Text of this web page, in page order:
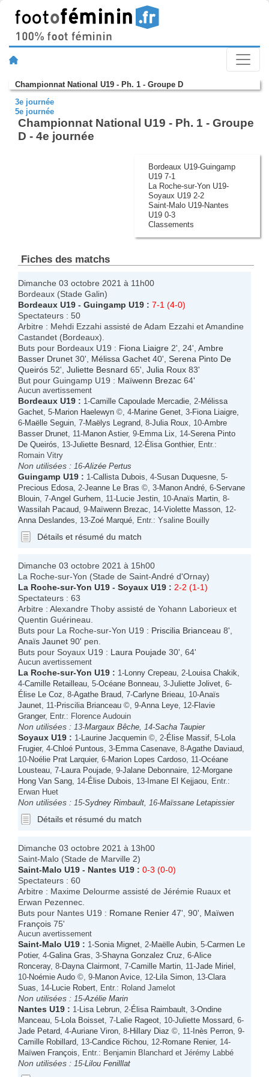
Championnat National U19 - Ph. 1 - Groupe D
3e journée
5e journée
Championnat National U19 - Ph. 1 - Groupe
D - 4e journée
Bordeaux U19-Guingamp
U19 7-1
La Roche-sur-Yon U19-
Soyaux U19 2-2
Saint-Malo U19-Nantes
U19 0-3
Classements
Fiches des matchs
Dimanche 03 octobre 2021 à 11h00
Bordeaux (Stade Galin)
Bordeaux U19 - Guingamp U19 : 7-1 (4-0)
Spectateurs : 50
Arbitre : Mehdi Ezzahi assisté de Adam Ezzahi et Amandine
Castandet (Bordeaux).
Buts pour Bordeaux U19 : Fiona Liaigre 2', 24', Ambre
Basser Drunet 30', Mélissa Gachet 40', Serena Pinto De
Queirós 52', Juliette Besnard 65', Julia Roux 83'
But pour Guingamp U19 : Maïwenn Brezac 64'
Aucun avertissement
Bordeaux U19 : 1-Camille Capoulade Mercadie , 2-Mélissa
Gachet , 5-Marion Haelewyn ©, 4-Marine Genet , 3-Fiona Liaigre
6-Maëlle Seguin , 7-Maëlys Legrand , 8-Julia Roux , 10-Ambre
Basser Drunet , 11-Manon Astier, 9-Emma Lix , 14-Serena Pinto
De Queirós , 13-Juliette Besnard , 12-Élisa Gonthier, Entr.:
Romain Vitry
Non utilisées : 16-Alizée Pertus
Guingamp U19 : 1-Callista Dubois , 4-Susan Duquesne , 5-
Precious Edosa , 2-Jeanne Le Bras ©, 3-Manon André , 6-Servane
Blouin , 7-Angel Gurhem , 11- Lucie Jestin , 10-Anaïs Martin , 8-
Wassilah Pacaud , 9-Maïwenn Brezac , 14-Violette Masson , 12-
Anna Deslandes , 13-Zoé Marqué , Entr.: Ysaline Bouilly
Détails et résumé du match
Dimanche 03 octobre 2021 à 15h00
La Roche-sur-Yon (Stade de Saint-André d'Ornay)
La Roche-sur-Yon U19 - Soyaux U19 : 2-2 (1-1)
Spectateurs : 63
Arbitre : Alexandre Thoby assisté de Yohann Laborieux et
Quentin Guérineau.
Buts pour La Roche-sur-Yon U19 : Priscilia Brianceau 8',
Anaïs Jaunet 90' pen.
Buts pour Soyaux U19 : Laura Poujade 30', 64'
Aucun avertissement
La Roche-sur-Yon U19 : 1- Lonny Crepeau , 2- Louisa Chakik
4-Camille Retailleau , 5-Océane Bonneau , 3-Juliette Jolivet , 6-
Élise Le Coz , 8-Agathe Braud , 7-Carlyne Brieau , 10-Anaïs
Jaunet , 11-Priscilia Brianceau ©, 9-Anna Leye , 12-Flavie
Granger, Entr.: Florence Audouin
Non utilisées : 13-Margaux Bêche , 14-Sacha Taupier
Soyaux U19 : 1- Laurine Jacquemin ©, 2-Élise Massif , 5- Lola
Frugier, 4-Chloé Puntous , 3-Emma Casenave , 8-Agathe Daviaud
10-Noélie Prat Larquier, 6-Marion Lopes Cardoso , 11-Océane
Lousteau , 7- Laura Poujade , 9-Jalane Debonnaire , 12-Morgane
Hong Van Sang , 14-Élise Dubois , 13- Imane El Kejjaou , Entr.:
Erwan Huet
Non utilisées : 15-Sydney Rimbault , 16-Maïssane Letapissier
Détails et résumé du match
Dimanche 03 octobre 2021 à 13h00
Saint-Malo (Stade de Marville 2)
Saint-Malo U19 - Nantes U19 : 0-3 (0-0)
Spectateurs : 60
Arbitre : Maxime Delourme assisté de Jérémie Ruaux et
Erwan Pezennec.
Buts pour Nantes U19 : Romane Renier 47', 90', Maïwen
François 75'
Aucun avertissement
Saint-Malo U19 : 1-Sonia Mignet , 2-Maëlle Aubin , 5-Carmen Le
Potier, 4-Galina Gras , 3-Shayna Gonzalez Cruz , 6-Alice
Ronceray, 8-Dayna Clairmont , 7-Camille Martin , 11-Jade Miriel
10-Noémie Audo ©, 9-Manon Avice , 12- Lila Simon , 13-Clara
Suas , 14- Lucie Robert , Entr.: Roland Jamelot
Non utilisées : 15-Azélie Marin
Nantes U19 : 1- Lisa Lebrun , 2-Élisa Raimbault , 3-Ondine
Manceau , 5- Lola Boisset , 7- Lalie Rageot , 10-Juliette Mossard , 6-
Jade Petard , 4-Auriane Viron , 8-Hillary Diaz ©, 11- Inès Perron , 9-
Camille Robillard , 13-Candice Richou , 12-Romane Renier, 14-
Maïwen François , Entr.: Benjamin Blanchard et Jérémy Labbé
Non utilisées : 15-Lilou Fenilllat